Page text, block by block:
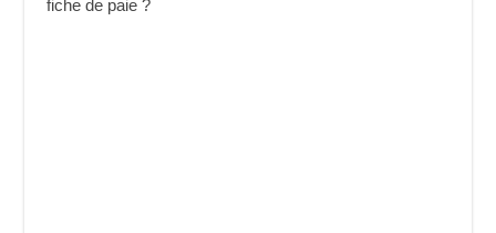
fiche de paie ?